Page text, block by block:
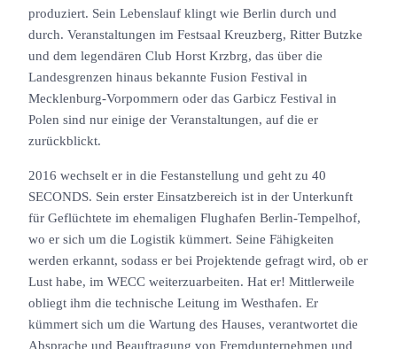
produziert. Sein Lebenslauf klingt wie Berlin durch und
durch. Veranstaltungen im Festsaal Kreuzberg, Ritter Butzke
und dem legendären Club Horst Krzbrg, das über die
Landesgrenzen hinaus bekannte Fusion Festival in
Mecklenburg-Vorpommern oder das Garbicz Festival in
Polen sind nur einige der Veranstaltungen, auf die er
zurückblickt.
2016 wechselt er in die Festanstellung und geht zu 40
SECONDS. Sein erster Einsatzbereich ist in der Unterkunft
für Geflüchtete im ehemaligen Flughafen Berlin-Tempelhof,
wo er sich um die Logistik kümmert. Seine Fähigkeiten
werden erkannt, sodass er bei Projektende gefragt wird, ob er
Lust habe, im WECC weiterzuarbeiten. Hat er! Mittlerweile
obliegt ihm die technische Leitung im Westhafen. Er
kümmert sich um die Wartung des Hauses, verantwortet die
Absprache und Beauftragung von Fremdunternehmen und